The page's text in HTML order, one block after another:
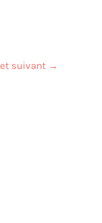
suivant →